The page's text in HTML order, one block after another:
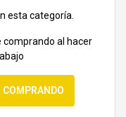
esta categoría.
comprando al hacer